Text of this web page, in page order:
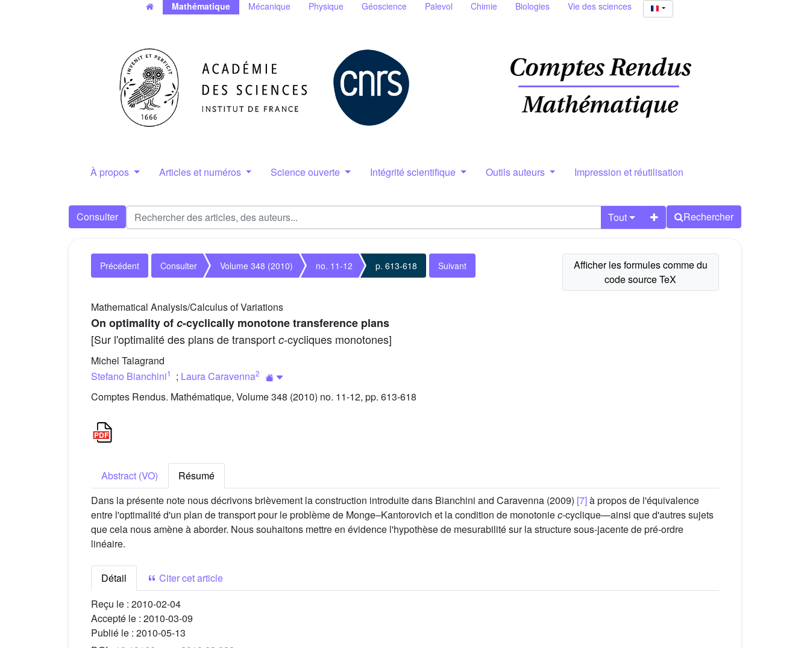
Mathématique Mécanique Physique Géoscience Palevol Chimie Biologies Vie des sciences
À propos Articles et numéros Science ouverte Intégrité scientifique Outils auteurs Impression et réutilisation
Consulter Tout Rechercher
Précédent Consulter Volume 348 (2010) no. 11-12 p. 613-618 Suivant
Mathematical Analysis/Calculus of Variations
On optimality ofc-cyclically monotone transference plans
[Sur l'optimalité des plans de transport c-cycliques monotones]
Michel Talagrand
Stefano Bianchini1 ; Laura Caravenna2
Comptes Rendus. Mathématique, Volume 348 (2010) no. 11-12, pp. 613-618
Abstract (VO)
Résumé
Dans la présente note nous décrivons brièvement la construction introduite dans Bianchini and Caravenna (2009) [7]à propos de l'équivalence
entre l'optimalité d'un plan de transport pour le problème de Monge–Kantorovich et la condition de monotoniec-cyclique—ainsi que d'autres sujets
que cela nous amène à aborder. Nous souhaitons mettre en évidence l'hypothèse de mesurabilité sur la structure sous-jacente de pré-ordre
linéaire.
Détail
Citer cet article
Reçu le : 2010-02-04
Accepté le : 2010-03-09
Publié le : 2010-05-13